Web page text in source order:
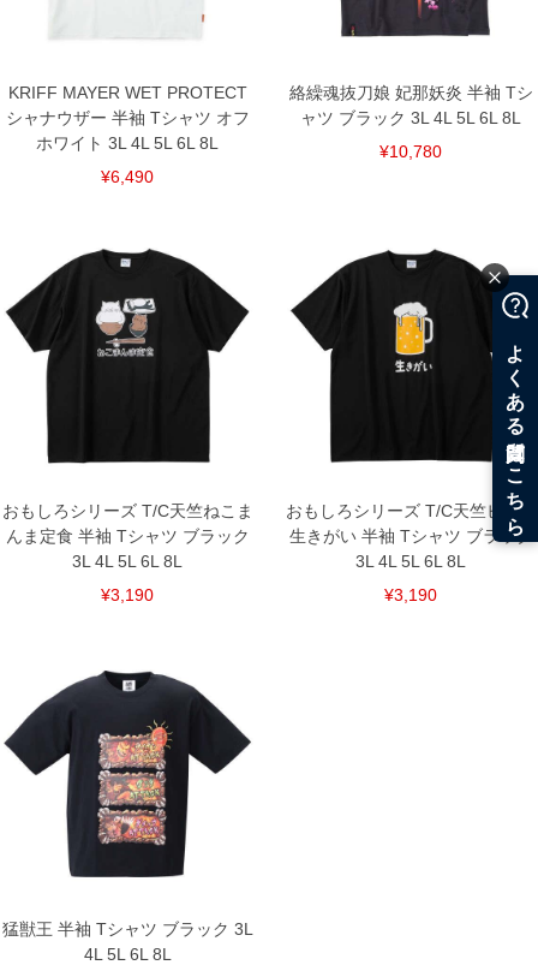
KRIFF MAYER WET PROTECT
シャナウザー 半袖 Tシャツ オフ
ホワイト 3L 4L 5L 6L 8L
¥6,490
絡繰魂抜刀娘 妃那妖炎 半袖 Tシ
ャツ ブラック 3L 4L 5L 6L 8L
¥10,780
おもしろシリーズ T/C天竺ねこま
んま定食 半袖 Tシャツ ブラック
3L 4L 5L 6L 8L
¥3,190
おもしろシリーズ T/C天竺ビール
生きがい 半袖 Tシャツ ブラック
3L 4L 5L 6L 8L
¥3,190
猛獣王 半袖 Tシャツ ブラック 3L
4L 5L 6L 8L